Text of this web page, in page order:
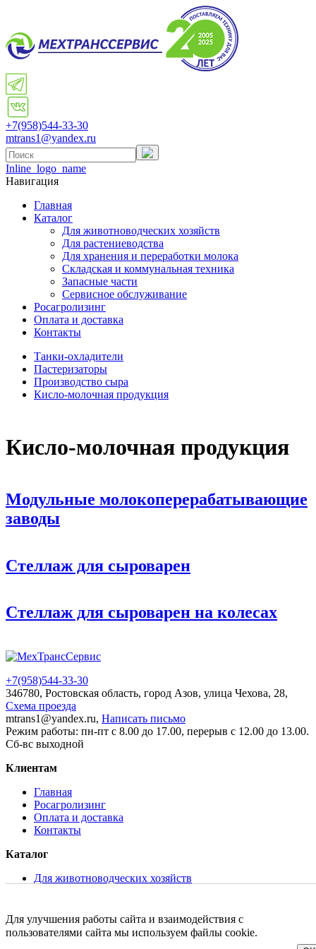
+7(958)544-33-30
mtrans1@yandex.ru
Inline_logo_name
Навигация
Главная
Каталог
Для животноводческих хозяйств
Для растениеводства
Для хранения и переработки молока
Складская и коммунальная техника
Запасные части
Cервисное обслуживание
Росагролизинг
Оплата и доставка
Контакты
Танки-охладители
Пастеризаторы
Производство сыра
Кисло-молочная продукция
Кисло-молочная продукция
Модульные молокоперерабатывающие
заводы
Стеллаж для сыроварен
Стеллаж для сыроварен на колесах
+7(958)544-33-30
346780, Ростовская область, город Азов, улица Чехова, 28,
Схема проезда
mtrans1@yandex.ru, Написать письмо
Режим работы: пн-пт с 8.00 до 17.00, перерыв с 12.00 до 13.00.
Сб-вс выходной
Клиентам
Главная
Росагролизинг
Оплата и доставка
Контакты
Каталог
Для животноводческих хозяйств
Складская и коммунальная техника
Запасные части и сервисное обслуживание
Для улучшения работы сайта и взаимодействия с
пользователями сайта мы используем файлы cookie.